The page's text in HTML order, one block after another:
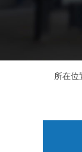
所在位